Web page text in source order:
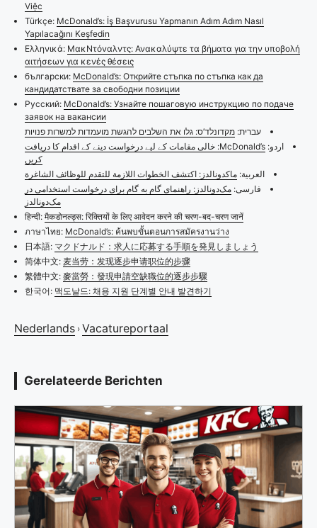
Việc
Türkçe: McDonald’s: İş Başvurusu Yapmanın Adım Adım Nasıl
Yapılacağını Keşfedin
Ελληνικά: ΜακΝτόναλντς: Ανακαλύψτε τα βήματα για την υποβολή
αιτήσεων για κενές θέσεις
български: McDonald’s: Открийте стъпка по стъпка как да
кандидатствате за свободни позиции
Русский: McDonald’s: Узнайте пошаговую инструкцию по подаче
заявок на вакансии
עברית: מקדונלד’ס: גלו את השלבים להגשת מועמדות למשרות פנויות
اردو:
McDonald’s: خالی مقامات کے لیے درخواست دینے کے اقدام کا دریافت
کریں
العربية: ماكدونالدز: اكتشف الخطوات اللازمة للتقدم للوظائف الشاغرة
فارسی: مک‌دونالدز: راهنمای گام به گام برای درخواست استخدامی در
مک‌دونالدز
हिन्दी: मैकडोनल्ड्स: रिक्तियों के लिए आवेदन करने की चरण-बद-चरण जानें
ภาษาไทย: McDonald’s: ค้นพบขั้นตอนการสมัครงานว่าง
日本語: マクドナルド：求人に応募する手順を発見しましょう
简体中文: 麦当劳：发现逐步申请职位的步骤
繁體中文: 麥當勞：發現申請空缺職位的逐步步驟
한국어: 맥도날드: 채용 지원 단계별 안내 발견하기
Nederlands › Vacatureportaal
Gerelateerde Berichten